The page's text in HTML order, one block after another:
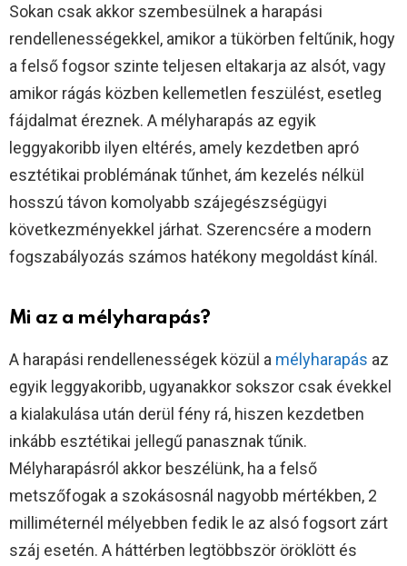
Sokan csak akkor szembesülnek a harapási
rendellenességekkel, amikor a tükörben feltűnik, hogy
a felső fogsor szinte teljesen eltakarja az alsót, vagy
amikor rágás közben kellemetlen feszülést, esetleg
fájdalmat éreznek. A mélyharapás az egyik
leggyakoribb ilyen eltérés, amely kezdetben apró
esztétikai problémának tűnhet, ám kezelés nélkül
hosszú távon komolyabb szájegészségügyi
következményekkel járhat. Szerencsére a modern
fogszabályozás számos hatékony megoldást kínál.
Mi az a mélyharapás?
A harapási rendellenességek közül a mélyharapás az
egyik leggyakoribb, ugyanakkor sokszor csak évekkel
a kialakulása után derül fény rá, hiszen kezdetben
inkább esztétikai jellegű panasznak tűnik.
Mélyharapásról akkor beszélünk, ha a felső
metszőfogak a szokásosnál nagyobb mértékben, 2
milliméternél mélyebben fedik le az alsó fogsort zárt
száj esetén. A háttérben legtöbbször öröklött és